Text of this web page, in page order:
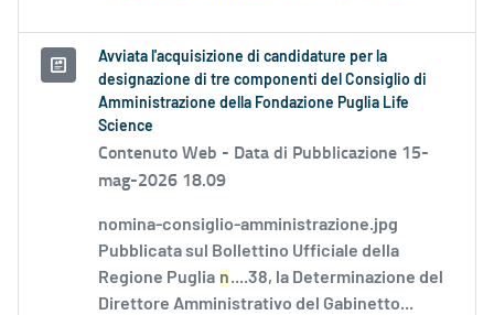
Avviata l'acquisizione di candidature per la
designazione di tre componenti del Consiglio di
Amministrazione della Fondazione Puglia Life
Science
Contenuto Web - Data di Pubblicazione 15-
mag-2026 18.09
nomina-consiglio-amministrazione.jpg
Pubblicata sul Bollettino Ufficiale della
Regione Puglia n....38, la Determinazione del
Direttore Amministrativo del Gabinetto...